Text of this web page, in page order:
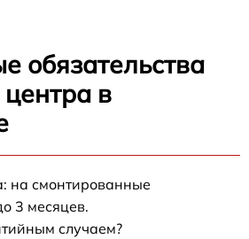
обязательства
в
на смонтированные
3 месяцев.
случаем?